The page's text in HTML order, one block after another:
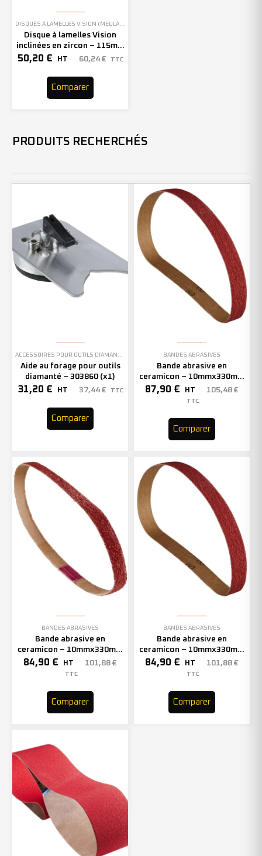
Disque à lamelles Vision
inclinées en zircon – 115mm
– Grain 40 – 207083 (x10)
50,20 € HT 60,24 € TTC
Comparer
PRODUITS RECHERCHÉS
Aide au forage pour outils
diamanté – 303860 (x1)
31,20 € HT 37,44 € TTC
Comparer
BANDES ABRASIVES
Bande abrasive en
ceramicon – 10mmx330mm
– Grain 40 – 333001 (x50)
87,90 € HT 105,48 €
TTC
Comparer
BANDES ABRASIVES
Bande abrasive en
ceramicon – 10mmx330mm
– Grain 60 – 333002 (x50)
84,90 € HT 101,88 €
TTC
Comparer
BANDES ABRASIVES
Bande abrasive en
ceramicon – 10mmx330mm
– Grain 80 – 333003 (x50)
84,90 € HT 101,88 €
TTC
Comparer